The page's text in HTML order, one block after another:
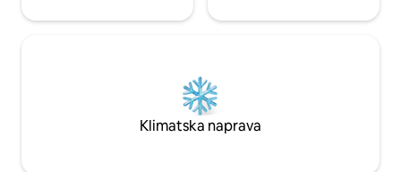
Klimatska naprava